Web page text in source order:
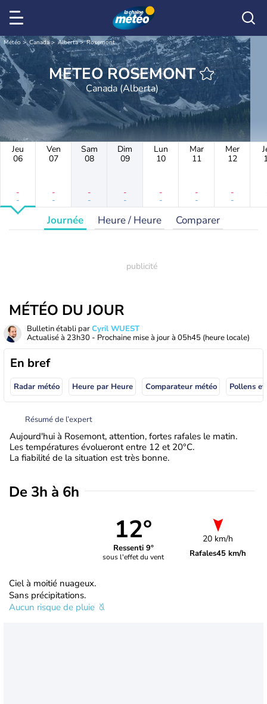
Météo Canada Alberta Rosemont
METEO ROSEMONT
Canada (Alberta)
Jeu
06
-
-
Ven
07
-
-
Sam
08
-
-
Dim
09
-
-
Lun
10
-
-
Mar
11
-
-
Mer
12
-
-
Journée Heure / Heure Comparer
MÉTÉO DU JOUR
Bulletin établi parCyril WUEST
Actualisé à 23h30 - Prochaine mise à jour à 05h45 (heure locale)
En bref
Radar météo Heure par Heure Comparateur météo Pollens
Résumé de l’expert
Aujourd'hui à Rosemont, attention, fortes rafales le matin.
Les températures évolueront entre 12 et 20°C.
La fiabilité de la situation est très bonne.
De 3h à 6h
12°
Ressenti 9°
sous l'effet du vent
20 km/h
Rafales45 km/h
Ciel à moitié nuageux.
Sans précipitations.
Aucun risque de pluie